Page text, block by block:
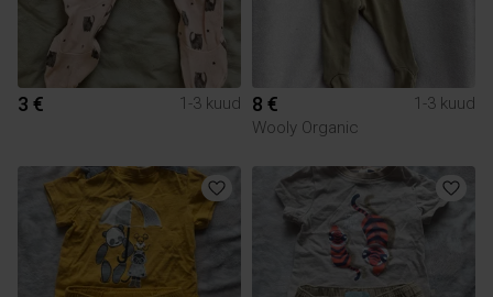
3 € 1-3 kuud 8 €
1-3 kuud
Wooly Organic